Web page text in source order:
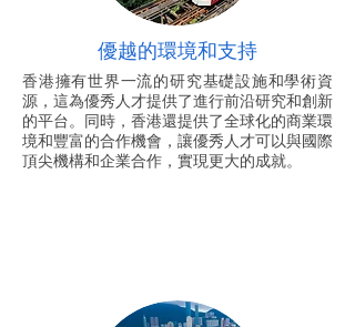
優越的環境和支持
香港擁有世界一流的研究基礎設施和學術資
源，這為優秀人才提供了進行前沿研究和創新
的平台。同時，香港還提供了全球化的商業環
境和豐富的合作機會，讓優秀人才可以與國際
頂尖機構和企業合作，實現更大的成就。